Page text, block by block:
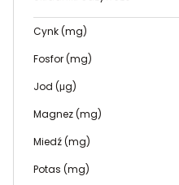
Cynk (mg)
Fosfor (mg)
Jod (μg)
Magnez (mg)
Miedź (mg)
Potas (mg)